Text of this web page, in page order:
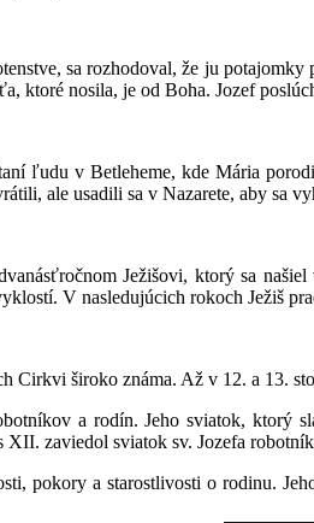
sa rozhodoval, že ju
ktoré nosila, je od Boha. Jozef
ľudu v Betleheme, kde Mária
ale usadili sa v Nazarete, aby sa
Ježišovi, ktorý sa
V nasledujúcich rokoch Ježiš
Cirkvi široko známa. Až v 12. a 13.
a rodín. Jeho sviatok, ktorý
XII. zaviedol sviatok sv. Jozefa
pokory a starostlivosti o rodinu.